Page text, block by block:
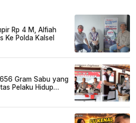
Rp 4 M, Alfiah
Ke Polda Kalsel
Gram Sabu yang
Pelaku Hidup